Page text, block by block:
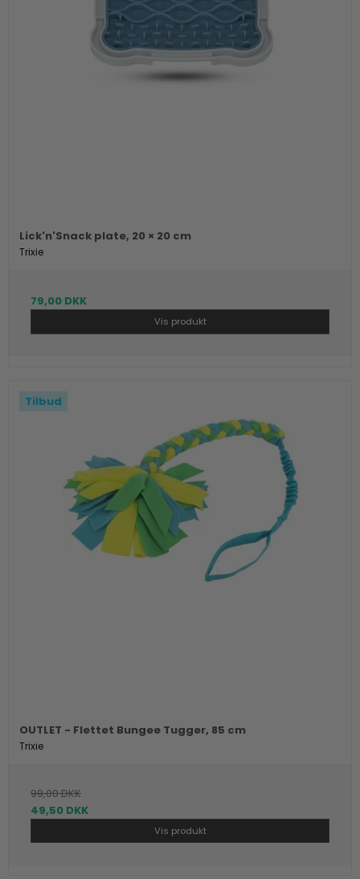
Lick'n'Snack plate, 20 × 20 cm
Trixie
79,00 DKK
Vis produkt
Tilbud
OUTLET - Flettet Bungee Tugger, 85 cm
Trixie
99,00 DKK
49,50 DKK
Vis produkt